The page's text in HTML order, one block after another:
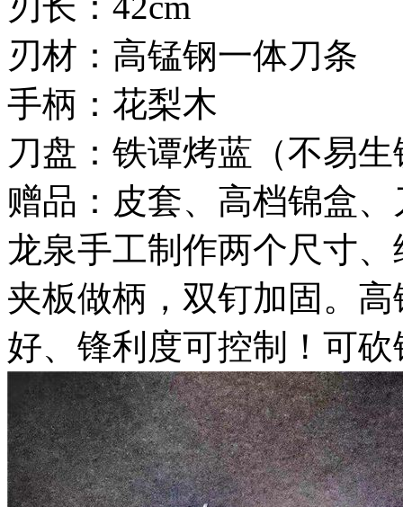
刃材：高锰钢一体刀条
手柄：花梨木
刀盘：铁谭烤蓝（不易生
赠品：皮套、高档锦盒、
龙泉手工制作两个尺寸
夹板做柄，双钉加固。
好、锋利度可控制！可